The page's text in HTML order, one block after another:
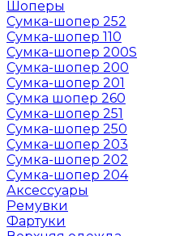
Шоперы
Сумка-шопер 252
Сумка-шопер 110
Сумка-шопер 200S
Сумка-шопер 200
Сумка-шопер 201
Сумка шопер 260
Сумка-шопер 251
Сумка-шопер 250
Сумка-шопер 203
Сумка-шопер 202
Сумка-шопер 204
Аксессуары
Ремувки
Фартуки